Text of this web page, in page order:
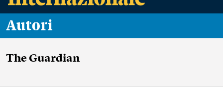
Autori
The Guardian